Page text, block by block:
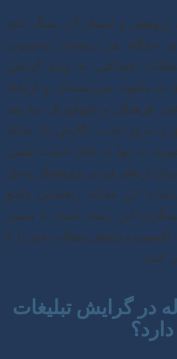
پژوهش و انتشار آن، سنگ بنای
جایگاه هر رشته‌ای محسوب
اجتماعی، به ویژه گرایش
به ماهیت بین‌رشته‌ای و ارتباط
فرهنگی و تکنولوژیک، نیازمند
و به‌روز است. نگارش یک مقاله
نه تنها به غنای ادبیات علمی
ارتقای فردی پژوهشگر و حل
این مقاله، راهنمایی جامع
این رشته است تا مسیر
و پاپلیش مقالات خود را با
کنند.
در گرایش تبلیغات